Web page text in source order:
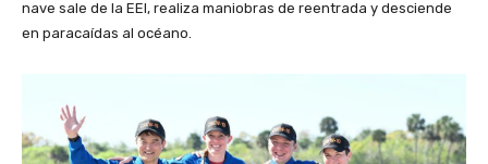
nave sale de la EEI, realiza maniobras de reentrada y desciende
en paracaídas al océano.